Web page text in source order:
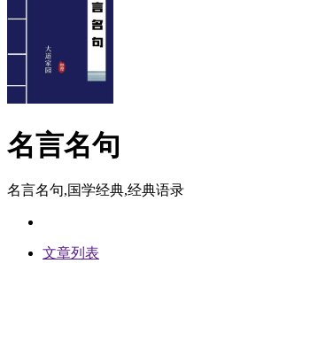
名言名句
名言名句,国学经典,经典语录
文章列表